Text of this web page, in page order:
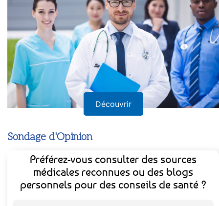
Découvrir
Sondage d'Opinion
Préférez-vous consulter des sources
médicales reconnues ou des blogs
personnels pour des conseils de santé ?